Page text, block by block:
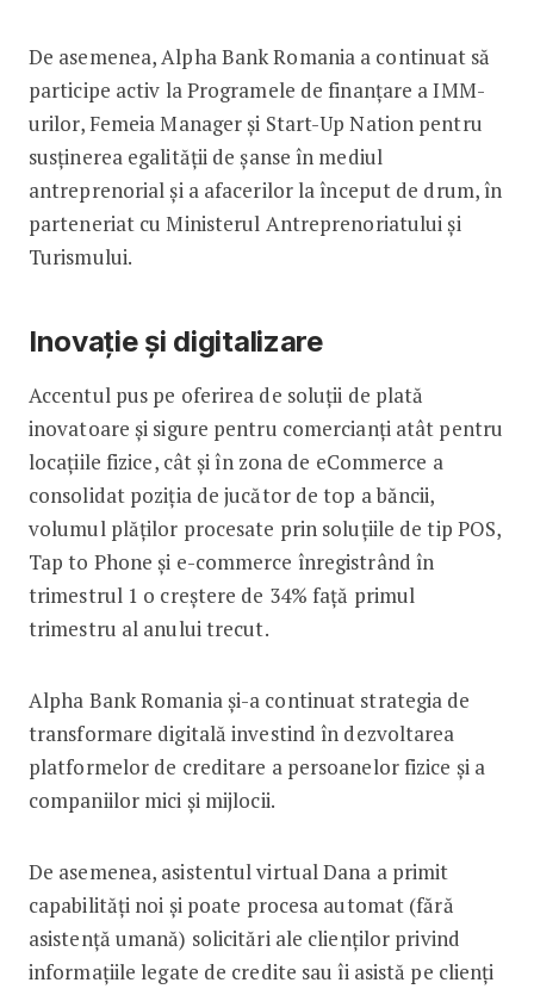
De asemenea, Alpha Bank Romania a continuat să
participe activ la Programele de finanțare a IMM-
urilor, Femeia Manager și Start-Up Nation pentru
susținerea egalității de șanse în mediul
antreprenorial și a afacerilor la început de drum, în
parteneriat cu Ministerul Antreprenoriatului și
Turismului.
Inovație și digitalizare
Accentul pus pe oferirea de soluții de plată
inovatoare și sigure pentru comercianți atât pentru
locațiile fizice, cât și în zona de eCommerce a
consolidat poziția de jucător de top a băncii,
volumul plăților procesate prin soluțiile de tip POS,
Tap to Phone și e-commerce înregistrând în
trimestrul 1 o creștere de 34% față primul
trimestru al anului trecut.
Alpha Bank Romania și-a continuat strategia de
transformare digitală investind în dezvoltarea
platformelor de creditare a persoanelor fizice și a
companiilor mici și mijlocii.
De asemenea, asistentul virtual Dana a primit
capabilități noi și poate procesa automat (fără
asistență umană) solicitări ale clienților privind
informațiile legate de credite sau îi asistă pe clienți